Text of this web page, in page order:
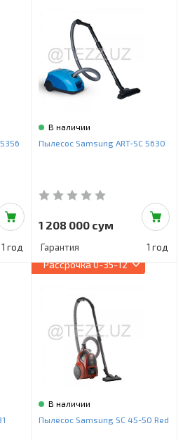
1 год
В наличии
Пылесос Samsung ART-SC 5630
1 208 000 сум
Гарантия 1 год
Рассрочка0-35-12
В наличии
Пылесос Samsung SC 45-50 Red